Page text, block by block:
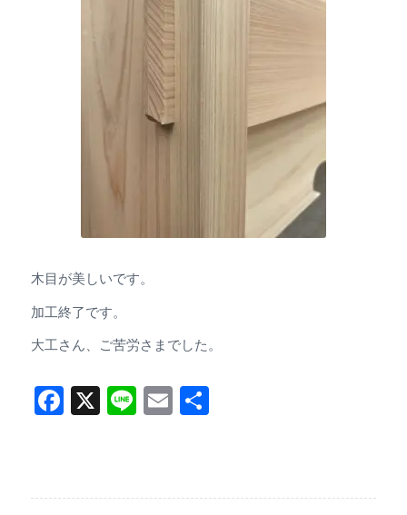
木目が美しいです。
加工終了です。
大工さん、ご苦労さまでした。
Facebook
X LineEmail